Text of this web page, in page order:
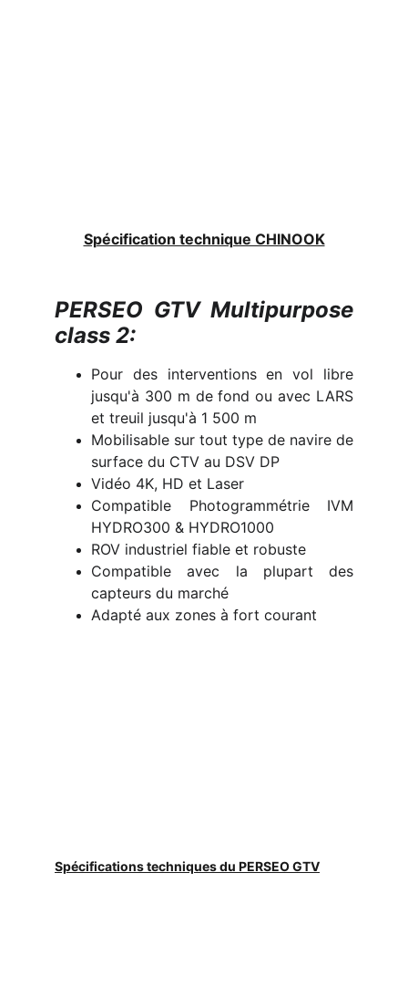
PERSEO GTV Multipurpose
class 2:
Pour des interventions en vol libre
jusqu'à 300 m de fond ou avec LARS
et treuil jusqu'à 1 500 m
Mobilisable sur tout type de navire de
surface du CTV au DSV DP
Vidéo 4K, HD et Laser
Compatible Photogrammétrie IVM
HYDRO300 & HYDRO1000
ROV industriel fiable et robuste
Compatible avec la plupart des
capteurs du marché
Adapté aux zones à fort courant
Spécification technique CHINOOK
Spécifications techniques du PERSEO GTV